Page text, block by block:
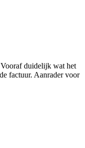
duidelijk wat het
factuur. Aanrader voor